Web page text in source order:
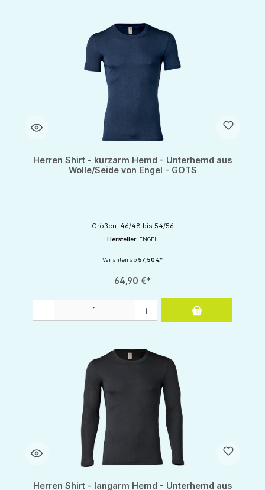
Herren Shirt - kurzarm Hemd - Unterhemd aus
Wolle/Seide von Engel - GOTS
Größen: 46/48 bis 54/56
Hersteller: ENGEL
Varianten ab 57,50 €*
64,90 €*
Herren Shirt - langarm Hemd - Unterhemd aus